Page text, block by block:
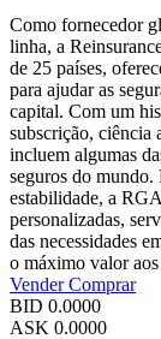
Como fornecedor
linha, a
de 25 países,
para ajudar as
capital. Com um
subscrição, ciência
incluem algumas
seguros do mundo.
estabilidade, a
personalizadas,
das necessidades
o máximo valor aos
VenderComprar
BID 0.0000
ASK 0.0000